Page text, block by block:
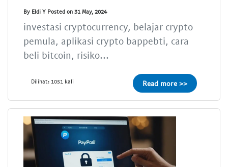
By Eldi Y Posted on 31 May, 2024
investasi cryptocurrency, belajar crypto
pemula, aplikasi crypto bappebti, cara
beli bitcoin, risiko...
Dilihat: 1051 kali Read more >>